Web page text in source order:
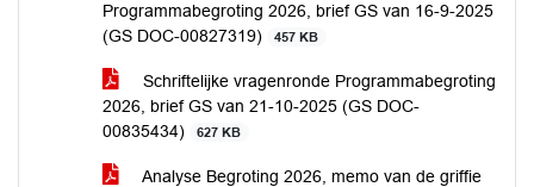
Programmabegroting 2026, brief GS van 16-9-2025
(GS DOC-00827319)
457 KB
Schriftelijke vragenronde Programmabegroting
2026, brief GS van 21-10-2025 (GS DOC-
00835434)
627 KB
Analyse Begroting 2026, memo van de griffie